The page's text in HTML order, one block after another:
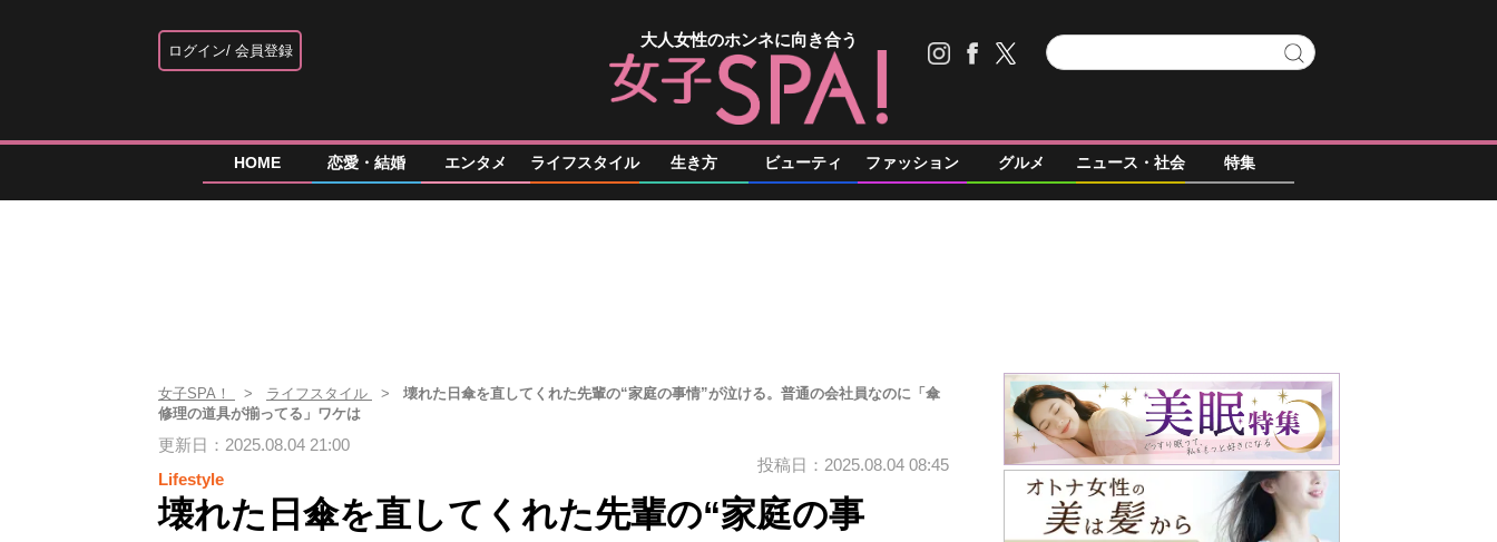
ログイン 会員登録
大人女性のホンネに向き合う
HOME 恋愛・結婚 エンタメ ライフスタイル 生き方 ビューティ ファッション グルメ ニュース・社会 特集
女子SPA！ ライフスタイル
壊れた日傘を直してくれた先輩の“家庭の事情”が泣ける。普通の会社員なのに「傘
修理の道具が揃ってる」ワケは
更新日：2025.08.04 21:00
Lifestyle
投稿日：2025.08.04 08:45
壊れた日傘を直してくれた先輩の“家庭の事